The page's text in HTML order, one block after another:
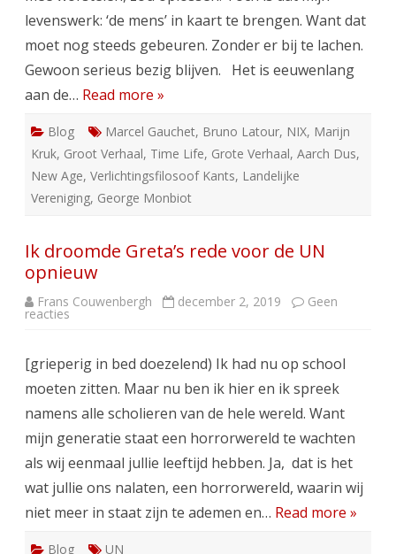
levenswerk: ‘de mens’ in kaart te brengen. Want dat
moet nog steeds gebeuren. Zonder er bij te lachen.
Gewoon serieus bezig blijven. Het is eeuwenlang
aan de… Read more »
Blog Marcel Gauchet, Bruno Latour, NIX, Marijn
Kruk, Groot Verhaal, Time Life, Grote Verhaal, Aarch Dus,
New Age, Verlichtingsfilosoof Kants, Landelijke
Vereniging, George Monbiot
Ik droomde Greta’s rede voor de UN
opnieuw
Frans Couwenbergh december 2, 2019 Geen
reacties
rede
voor
de
opnieuw
[grieperig in bed doezelend) Ik had nu op school
moeten zitten. Maar nu ben ik hier en ik spreek
namens alle scholieren van de hele wereld. Want
mijn generatie staat een horrorwereld te wachten
als wij eenmaal jullie leeftijd hebben. Ja, dat is het
wat jullie ons nalaten, een horrorwereld, waarin wij
niet meer in staat zijn te ademen en… Read more »
Blog UN